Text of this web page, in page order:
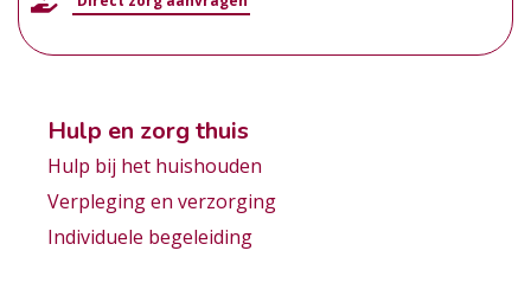
Hulp en zorg thuis
Hulp bij het huishouden
Verpleging en verzorging
Individuele begeleiding